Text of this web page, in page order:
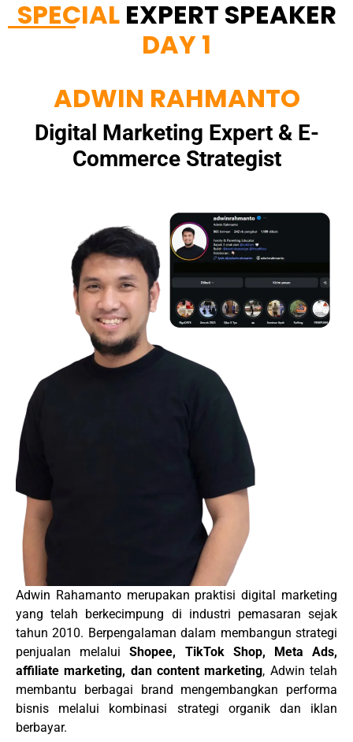
SPECIAL EXPERT SPEAKER
DAY 1
ADWIN RAHMANTO
Digital Marketing Expert & E-
Commerce Strategist
Adwin Rahamanto merupakan praktisi digital marketing
yang telah berkecimpung di industri pemasaran sejak
tahun 2010. Berpengalaman dalam membangun strategi
penjualan melaluiShopee, TikTok Shop, Meta Ads,
affiliate marketing, dan content marketing, Adwin telah
membantu berbagai brand mengembangkan performa
bisnis melalui kombinasi strategi organik dan iklan
berbayar.